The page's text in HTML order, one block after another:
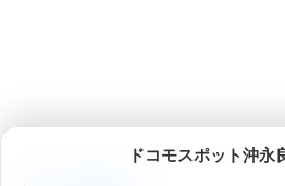
ドコモスポット沖永